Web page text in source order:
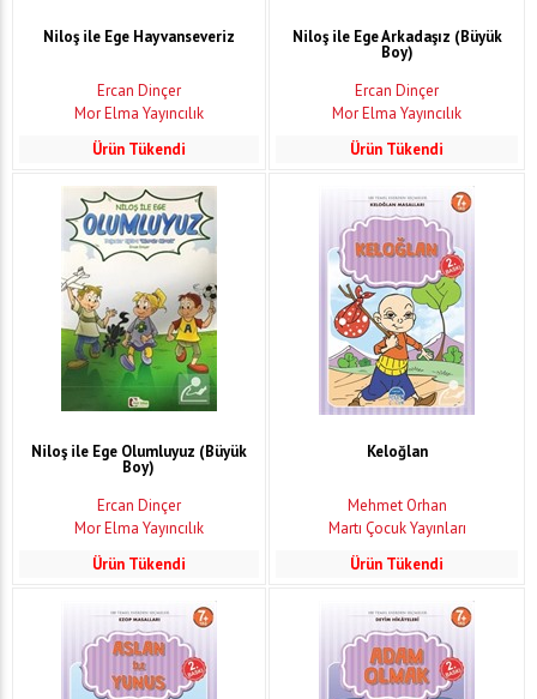
Niloş ile Ege Hayvanseveriz
Ercan Dinçer
Mor Elma Yayıncılık
Ürün Tükendi
Niloş ile Ege Arkadaşız (Büyük
Boy)
Ercan Dinçer
Mor Elma Yayıncılık
Ürün Tükendi
Niloş ile Ege Olumluyuz (Büyük
Boy)
Ercan Dinçer
Mor Elma Yayıncılık
Ürün Tükendi
Keloğlan
Mehmet Orhan
Martı Çocuk Yayınları
Ürün Tükendi